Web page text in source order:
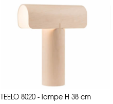
TEELO 8020 - lampe H 38 cm